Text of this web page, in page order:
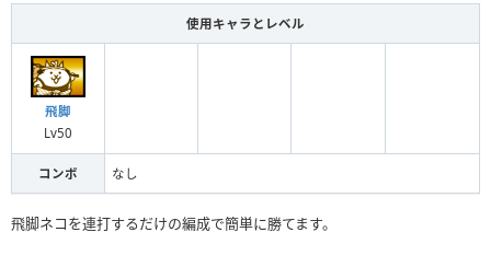
使用キャラとレベル
飛脚
Lv50
コンボ なし
飛脚ネコを連打するだけの編成で簡単に勝てます。